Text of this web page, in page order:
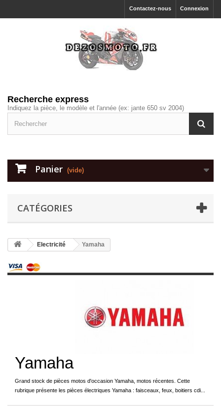
Connexion
Contactez-nous
Recherche express
Indiquez la pièce, le modèle et l'année (ex: jante 650 sv 2004)
Panier (vide)
CATÉGORIES
Electricité Yamaha
Yamaha
Grand stock de pièces motos d'occasion Yamaha, motos récentes. Cette
rubrique présente les pièces électriques Yamaha : faisceaux, feux, boitiers cdi...